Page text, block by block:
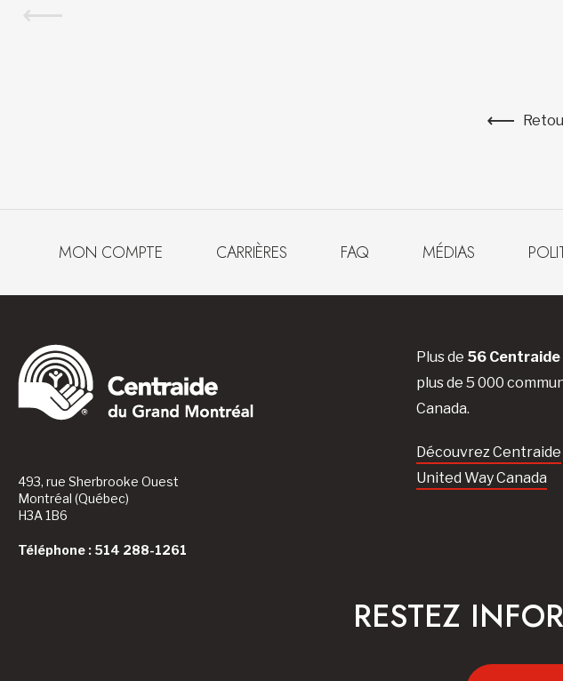
MON COMPTE CARRIÈRES FAQ MÉDIAS
493, rue Sherbrooke Ouest
Montréal (Québec)
H3A 1B6
Téléphone : 514 288-1261
Plus de 56 Centraide
plus de 5 000
Canada.
Découvrez Centraide
United Way Canada
RESTEZ